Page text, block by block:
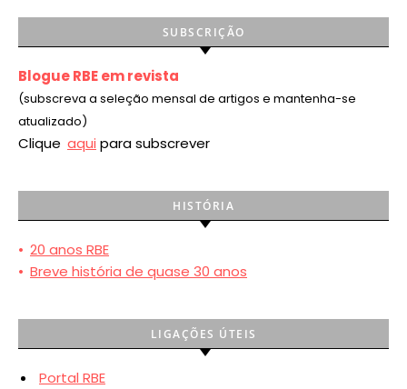
SUBSCRIÇÃO
Blogue RBE em revista
(subscreva a seleção mensal de artigos e mantenha-se
atualizado)
Clique aqui para subscrever
HISTÓRIA
• 20 anos RBE
• Breve história de quase 30 anos
LIGAÇÕES ÚTEIS
Portal RBE